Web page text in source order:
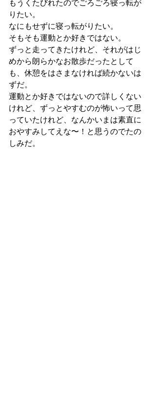
もうくたびれたのでごろごろ寝っ転が
りたい。
なにもせずに寝っ転がりたい。
そもそも運動とか好きではない。
ずっと走ってきたけれど、それがはじ
めから朗らかなお散歩だったとして
も、休憩をはさまなければ続かないは
ずだ。
運動とか好きではないので詳しくない
けれど、ずっとやすむのが怖いって思
っていたけれど、なんかいまは素直に
おやすみしてえな〜！と思うのでたの
しみだ。